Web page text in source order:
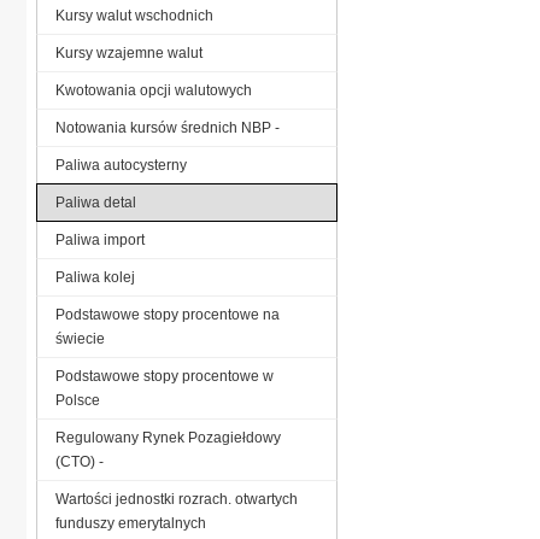
Kursy walut wschodnich
Kursy wzajemne walut
Kwotowania opcji walutowych
Notowania kursów średnich NBP -
Paliwa autocysterny
Paliwa detal
Paliwa import
Paliwa kolej
Podstawowe stopy procentowe na
świecie
Podstawowe stopy procentowe w
Polsce
Regulowany Rynek Pozagiełdowy
(CTO) -
Wartości jednostki rozrach. otwartych
funduszy emerytalnych